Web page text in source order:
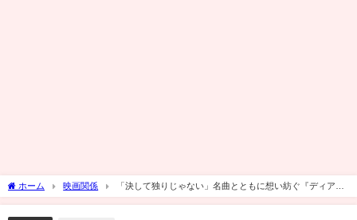
ホーム 映画関係
「決して独りじゃない」名曲とともに想い紡ぐ『ディア・
エヴァン・ハンセン』キャストコメント映像